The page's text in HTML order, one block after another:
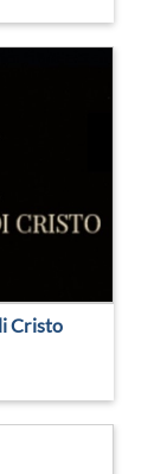
Cristo